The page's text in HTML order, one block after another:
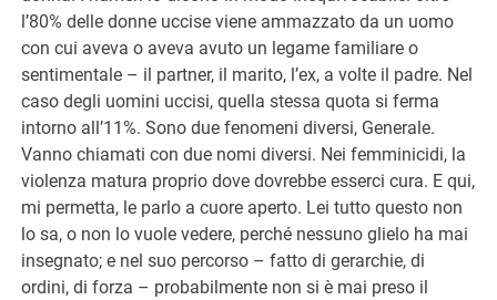
l’80% delle donne uccise viene ammazzato da un uomo
con cui aveva o aveva avuto un legame familiare o
sentimentale – il partner, il marito, l’ex, a volte il padre. Nel
caso degli uomini uccisi, quella stessa quota si ferma
intorno all’11%. Sono due fenomeni diversi, Generale.
Vanno chiamati con due nomi diversi. Nei femminicidi, la
violenza matura proprio dove dovrebbe esserci cura. E qui,
mi permetta, le parlo a cuore aperto. Lei tutto questo non
lo sa, o non lo vuole vedere, perché nessuno glielo ha mai
insegnato; e nel suo percorso – fatto di gerarchie, di
ordini, di forza – probabilmente non si è mai preso il